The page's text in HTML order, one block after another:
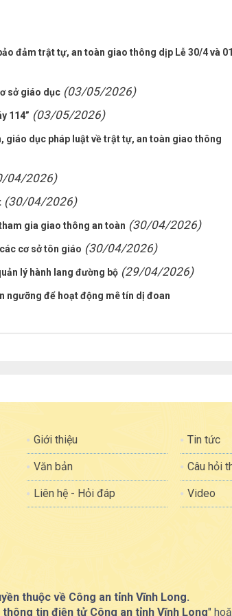
đảm trật tự, an toàn giao thông dịp Lễ 30/4 và
sở giáo dục (03/05/2026)
114” (03/05/2026)
giáo dục pháp luật về trật tự, an toàn giao thông
04/2026)
(30/04/2026)
gia giao thông an toàn (30/04/2026)
cơ sở tôn giáo (30/04/2026)
lý hành lang đường bộ (29/04/2026)
ngưỡng để hoạt động mê tín dị đoan
Giới thiệu Tin tức
Văn bản Câu hỏi
Liên hệ - Hỏi đáp Video
thuộc về Công an tỉnh Vĩnh Long.
thông tin điện tử Công an tỉnh Vĩnh Long"